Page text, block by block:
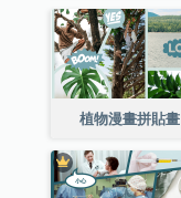
植物漫畫拼貼畫